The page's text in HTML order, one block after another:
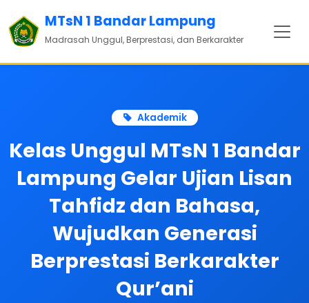
MTsN 1 Bandar Lampung
Madrasah Unggul, Berprestasi, dan Berkarakter
Akademik
Kelas Unggul MTsN 1 Bandar
Lampung Gelar Ujian Lisan
Tahfidz dan Bahasa,
Wujudkan Generasi
Berprestasi Berkarakter
Qur’ani